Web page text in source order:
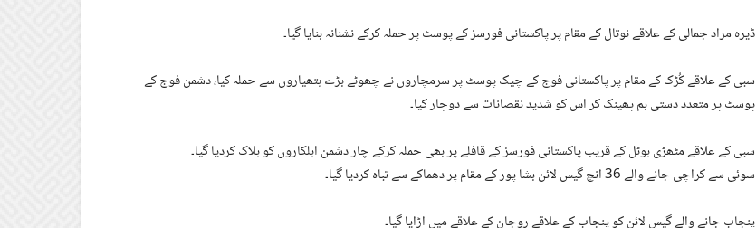
ڈیرہ مراد جمالی کے علاقے نوتال کے مقام پر پاکستانی فورسز کے پوسٹ پر حملہ کرکے نشنانہ بنایا گیا۔
سبی کے علاقے کُڑک کے مقام پر پاکستانی فوج کے چیک پوسٹ پر سرمچاروں نے چھوٹے بڑے ہتھیاروں سے حملہ کیا، دشمن فوج کے
پوسٹ پر متعدد دستی بم پھینک کر اس کو شدید نقصانات سے دوچار کیا۔
سبی کے علاقے مٹھڑی ہوٹل کے قریب پاکستانی فورسز کے قافلے پر بھی حملہ کرکے چار دشمن اہلکاروں کو ہلاک کردیا گیا۔
سوئی سے کراچی جانے والے 36 انچ گیس لائن بشا پور کے مقام پر دھماکے سے تباہ کردیا گیا۔
پنجاب جانے والے گیس لائن کو پنجاب کے علاقے روجان کے علاقے میں اڑایا گیا۔